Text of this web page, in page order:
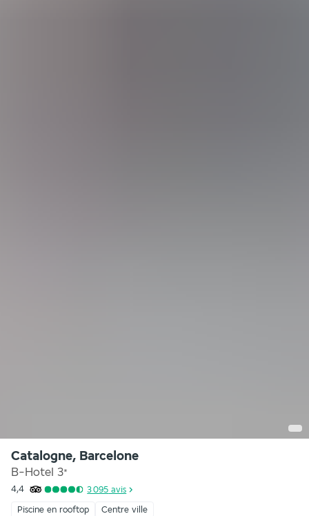
Catalogne, Barcelone
B-Hotel 3*
4,4 3 095 avis
Piscine en rooftop Centre ville